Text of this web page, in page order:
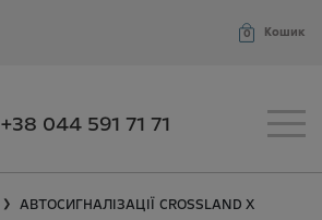
0 Кошик
+38 044 591 71 71
❯ АВТОСИГНАЛІЗАЦІЇ CROSSLAND X